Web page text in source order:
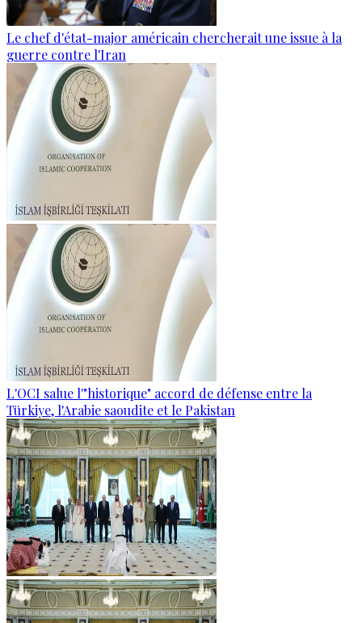
Le chef d'état-major américain chercherait une issue à la
guerre contre l'Iran
L'OCI salue l'"historique" accord de défense entre la
Türkiye, l'Arabie saoudite et le Pakistan